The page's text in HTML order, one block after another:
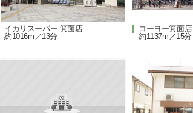
イカリスーパー 箕面店
約1016m／13分
コーヨー箕面店
約1137m／15分